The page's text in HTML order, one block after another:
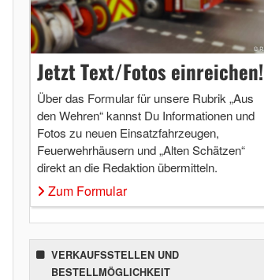
Jetzt Text/Fotos einreichen!
Über das Formular für unsere Rubrik „Aus
den Wehren“ kannst Du Informationen und
Fotos zu neuen Einsatzfahrzeugen,
Feuerwehrhäusern und „Alten Schätzen“
direkt an die Redaktion übermitteln.
Zum Formular
VERKAUFSSTELLEN UND
BESTELLMÖGLICHKEIT